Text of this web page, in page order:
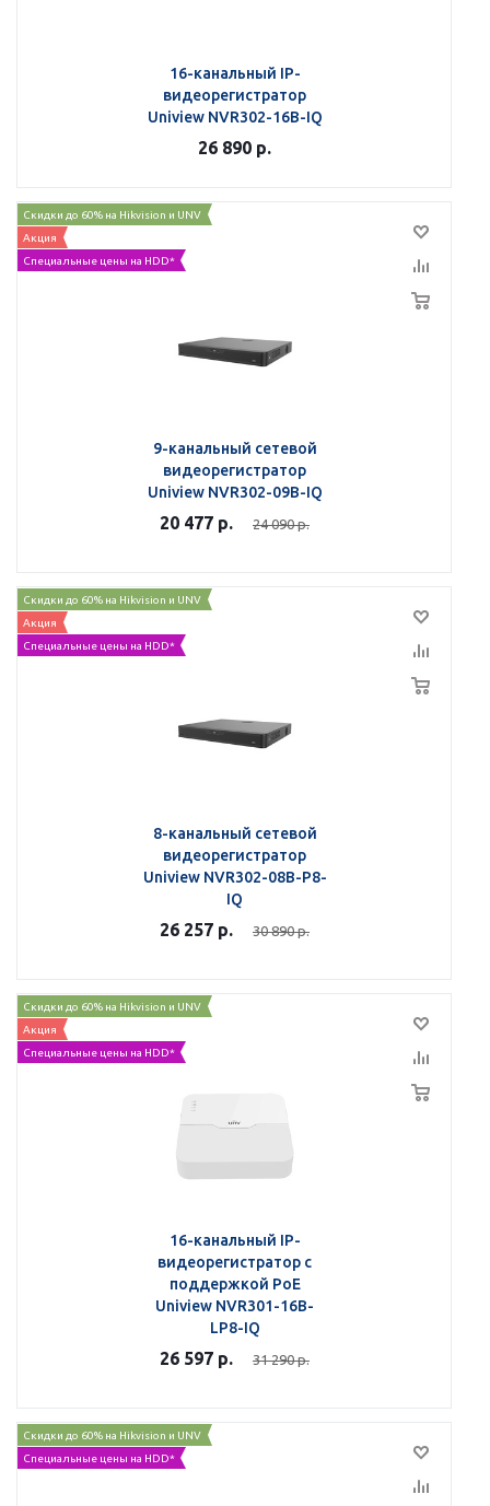
16-канальный IP-
видеорегистратор
Uniview NVR302-16B-IQ
26 890 р.
Скидки до 60% на Hikvision и UNV
Акция
Специальные цены на HDD*
9-канальный сетевой
видеорегистратор
Uniview NVR302-09B-IQ
20 477 р. 24 090р.
Скидки до 60% на Hikvision и UNV
Акция
Специальные цены на HDD*
8-канальный сетевой
видеорегистратор
Uniview NVR302-08B-P8-
IQ
26 257 р. 30 890р.
Скидки до 60% на Hikvision и UNV
Акция
Специальные цены на HDD*
16-канальный IP-
видеорегистратор с
поддержкой PoE
Uniview NVR301-16B-
LP8-IQ
26 597 р. 31 290р.
Скидки до 60% на Hikvision и UNV
Специальные цены на HDD*